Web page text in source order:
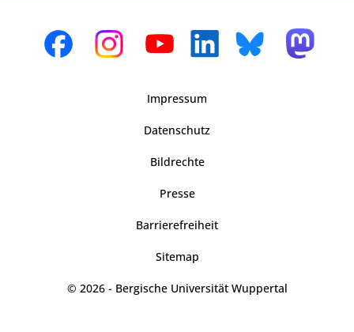
Impressum
Datenschutz
Bildrechte
Presse
Barrierefreiheit
Sitemap
© 2026 - Bergische Universität Wuppertal